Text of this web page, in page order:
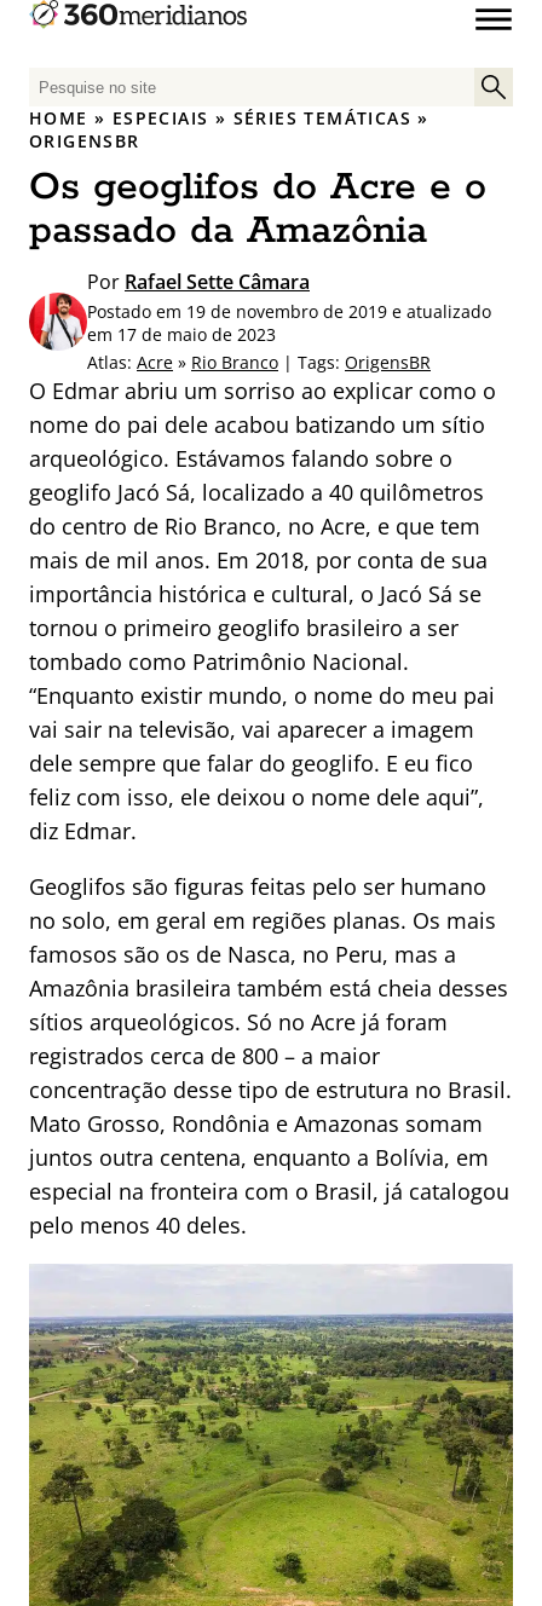
P
e
s
q
u
i
s
r
p
r
:
HOME » ESPECIAIS » SÉRIES TEMÁTICAS »
ORIGENSBR
Os geoglifos do Acre e o
passado da Amazônia
Por Rafael Sette Câmara
Postado em 19 de novembro de 2019 e atualizado
em 17 de maio de 2023
Atlas: Acre » Rio Branco | Tags: OrigensBR
O Edmar abriu um sorriso ao explicar como o
nome do pai dele acabou batizando um sítio
arqueológico. Estávamos falando sobre o
geoglifo Jacó Sá, localizado a 40 quilômetros
do centro de Rio Branco, no Acre, e que tem
mais de mil anos. Em 2018, por conta de sua
importância histórica e cultural, o Jacó Sá se
tornou o primeiro geoglifo brasileiro a ser
tombado como Patrimônio Nacional.
“Enquanto existir mundo, o nome do meu pai
vai sair na televisão, vai aparecer a imagem
dele sempre que falar do geoglifo. E eu fico
feliz com isso, ele deixou o nome dele aqui”,
diz Edmar.
Geoglifos são figuras feitas pelo ser humano
no solo, em geral em regiões planas. Os mais
famosos são os de Nasca, no Peru, mas a
Amazônia brasileira também está cheia desses
sítios arqueológicos. Só no Acre já foram
registrados cerca de 800 – a maior
concentração desse tipo de estrutura no Brasil.
Mato Grosso, Rondônia e Amazonas somam
juntos outra centena, enquanto a Bolívia, em
especial na fronteira com o Brasil, já catalogou
pelo menos 40 deles.